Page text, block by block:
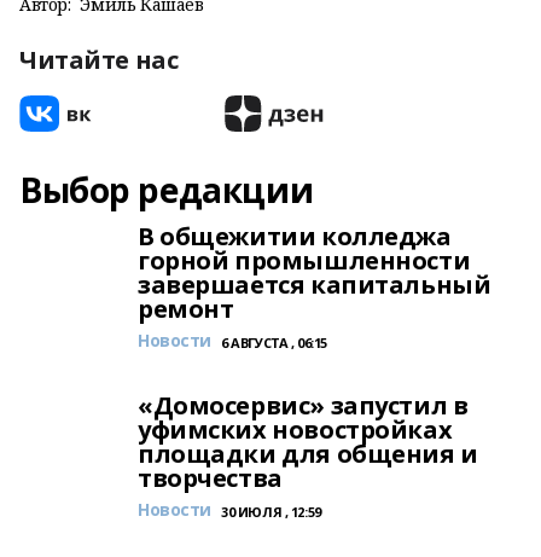
Читайте нас
Выбор редакции
В общежитии колледжа
горной промышленности
завершается капитальный
ремонт
Новости 6 АВГУСТА , 06:15
«Домосервис» запустил в
уфимских новостройках
площадки для общения и
творчества
Новости 30 ИЮЛЯ , 12:59